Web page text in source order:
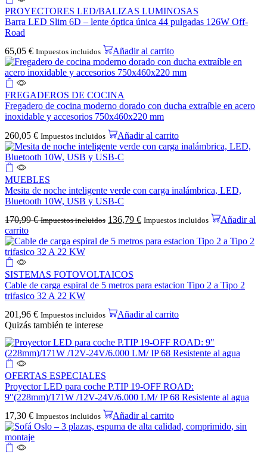
PROYECTORES LED/BALIZAS LUMINOSAS
Barra LED Slim 6D – lente óptica única 44 pulgadas 126W Off-
Road
65,05 € Impuestos incluidos Añadir al carrito
FREGADEROS DE COCINA
Fregadero de cocina moderno dorado con ducha extraíble en acero
inoxidable y accesorios 750x460x220 mm
260,05 € Impuestos incluidos Añadir al carrito
MUEBLES
Mesita de noche inteligente verde con carga inalámbrica, LED,
Bluetooth 10W, USB y USB-C
170,99€ Impuestos incluidos 136,79 € Impuestos incluidos
Añadir al
carrito
SISTEMAS FOTOVOLTAICOS
Cable de carga espiral de 5 metros para estacion Tipo 2 a Tipo 2
trifasico 32 A 22 KW
201,96 € Impuestos incluidos
Añadir al carrito
Quizás también te interese
OFERTAS ESPECIALES
Proyector LED para coche P.TIP 19-OFF ROAD:
9″(228mm)/171W /12V-24V/6.000 LM/ IP 68 Resistente al agua
17,30 € Impuestos incluidos Añadir al carrito